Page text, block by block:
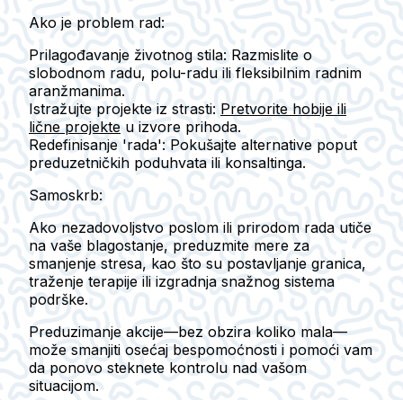
Ako je problem rad:
Prilagođavanje životnog stila: Razmislite o
slobodnom radu, polu-radu ili fleksibilnim radnim
aranžmanima.
Istražujte projekte iz strasti: Pretvorite hobije ili
lične projekte u izvore prihoda.
Redefinisanje 'rada': Pokušajte alternative poput
preduzetničkih poduhvata ili konsaltinga.
Samoskrb:
Ako nezadovoljstvo poslom ili prirodom rada utiče
na vaše blagostanje, preduzmite mere za
smanjenje stresa, kao što su postavljanje granica,
traženje terapije ili izgradnja snažnog sistema
podrške.
Preduzimanje akcije—bez obzira koliko mala—
može smanjiti osećaj bespomoćnosti i pomoći vam
da ponovo steknete kontrolu nad vašom
situacijom.